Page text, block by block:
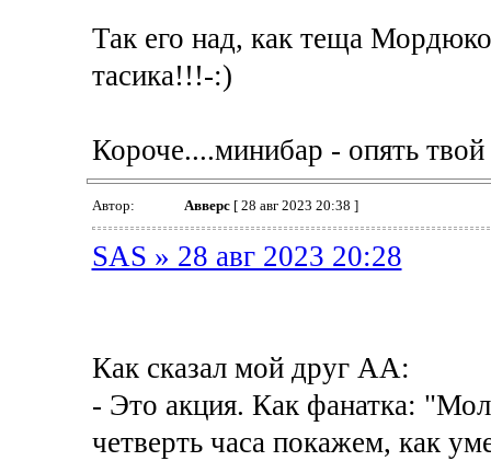
Так его над, как теща
тасика!!!-:)
Короче....минибар - опять
Автор: Авверс[ 28 авг 2023 20:38 ]
SAS » 28 авг 2023 20:28
Как сказал мой друг АА:
- Это акция. Как фанатка:
четверть часа покажем, как